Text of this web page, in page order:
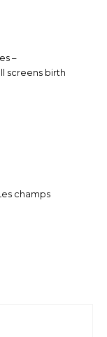
–
screens birth
champs